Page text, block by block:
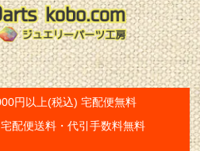
円以上(税込) 宅配便無料
配便送料・代引手数料無料